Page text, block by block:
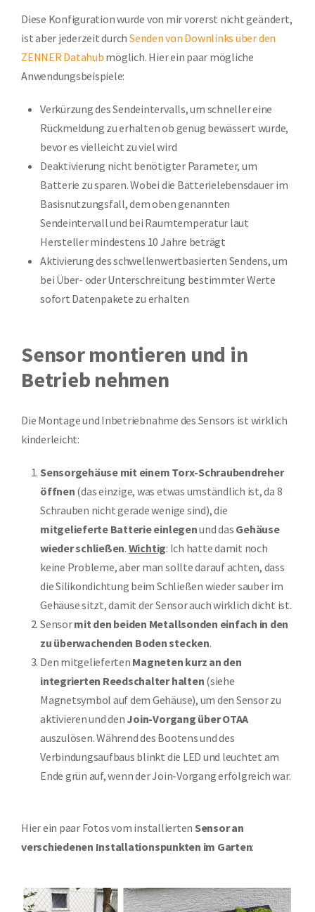
Diese Konfiguration wurde von mir vorerst nicht geändert,
ist aber jederzeit durch Senden von Downlinks über den
ZENNER Datahub möglich. Hier ein paar mögliche
Anwendungsbeispiele:
Verkürzung des Sendeintervalls, um schneller eine
Rückmeldung zu erhalten ob genug bewässert wurde,
bevor es vielleicht zu viel wird
Deaktivierung nicht benötigter Parameter, um
Batterie zu sparen. Wobei die Batterielebensdauer im
Basisnutzungsfall, dem oben genannten
Sendeintervall und bei Raumtemperatur laut
Hersteller mindestens 10 Jahre beträgt
Aktivierung des schwellenwertbasierten Sendens, um
bei Über- oder Unterschreitung bestimmter Werte
sofort Datenpakete zu erhalten
Sensor montieren und in
Betrieb nehmen
Die Montage und Inbetriebnahme des Sensors ist wirklich
kinderleicht:
Sensorgehäuse mit einem Torx-Schraubendreher
öffnen (das einzige, was etwas umständlich ist, da 8
Schrauben nicht gerade wenige sind), die
mitgelieferte Batterie einlegenund das Gehäuse
wieder schließen. Wichtig: Ich hatte damit noch
keine Probleme, aber man sollte darauf achten, dass
die Silikondichtung beim Schließen wieder sauber im
Gehäuse sitzt, damit der Sensor auch wirklich dicht ist.
Sensormit den beiden Metallsonden einfach in den
zu überwachenden Boden stecken.
Den mitgelieferten Magneten kurz an den
integrierten Reedschalter halten (siehe
Magnetsymbol auf dem Gehäuse), um den Sensor zu
aktivieren und den Join-Vorgang über OTAA
auszulösen. Während des Bootens und des
Verbindungsaufbaus blinkt die LED und leuchtet am
Ende grün auf, wenn der Join-Vorgang erfolgreich war.
Hier ein paar Fotos vom installierten Sensor an
verschiedenen Installationspunkten im Garten: